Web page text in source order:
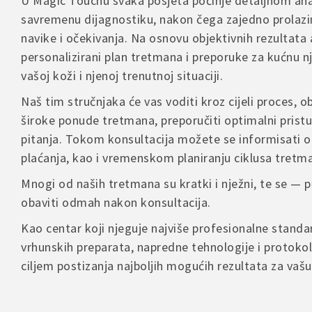
koji
Zbog
važećim
– Povrat
–
–
U slučaju
kontakt
Rado
A
l
t
savremenu dijagnostiku, nakon čega zajedno
navike i očekivanja. Na osnovu objektivnih rezultata
personalizirani plan tretmana i preporuke za kućnu
vašoj koži i njenoj trenutnoj situaciji.
Naš tim stručnjaka će vas voditi kroz cijeli proces,
široke ponude tretmana, preporučiti optimalni
pitanja. Tokom konsultacija možete se informisati
plaćanja, kao i vremenskom planiranju ciklusa
Mnogi od naših tretmana su kratki i nježni, te se —
obaviti odmah nakon konsultacija.
Kao centar koji njeguje najviše profesionalne
vrhunskih preparata, napredne tehnologije i
ciljem postizanja najboljih mogućih rezultata za